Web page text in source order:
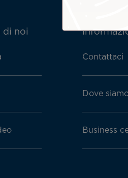
di noi
Contattaci
Dove
Business